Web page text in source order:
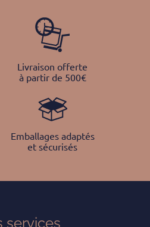
Livraison offerte
à partir de 500€
Emballages adaptés
et sécurisés
services